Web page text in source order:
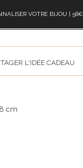
VOTRE BIJOU | 58€
L'IDÉE CADEAU
cm